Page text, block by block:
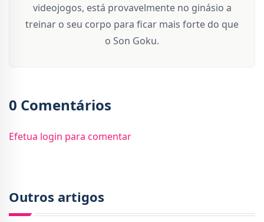
videojogos, está provavelmente no ginásio a
treinar o seu corpo para ficar mais forte do que
o Son Goku.
0 Comentários
Efetua login para comentar
Outros artigos